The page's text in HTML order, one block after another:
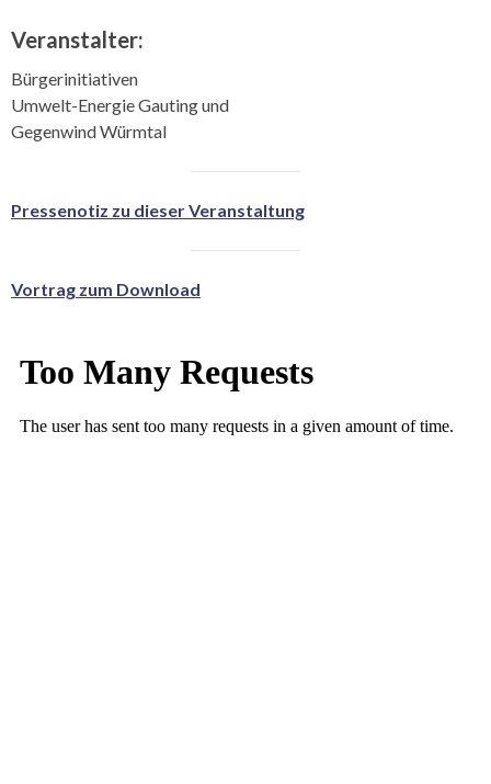
Veranstalter:
Bürgerinitiativen
Umwelt-Energie Gauting und
Gegenwind Würmtal
Pressenotiz zu dieser Veranstaltung
Vortrag zum Download